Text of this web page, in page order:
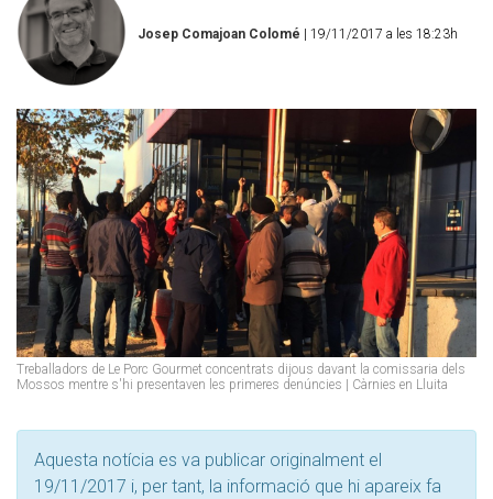
Josep Comajoan Colomé | 19/11/2017 a les 18:23h
Treballadors de Le Porc Gourmet concentrats dijous davant la comissaria dels
Mossos mentre s'hi presentaven les primeres denúncies | Càrnies en Lluita
Aquesta notícia es va publicar originalment el
19/11/2017 i, per tant, la informació que hi apareix fa